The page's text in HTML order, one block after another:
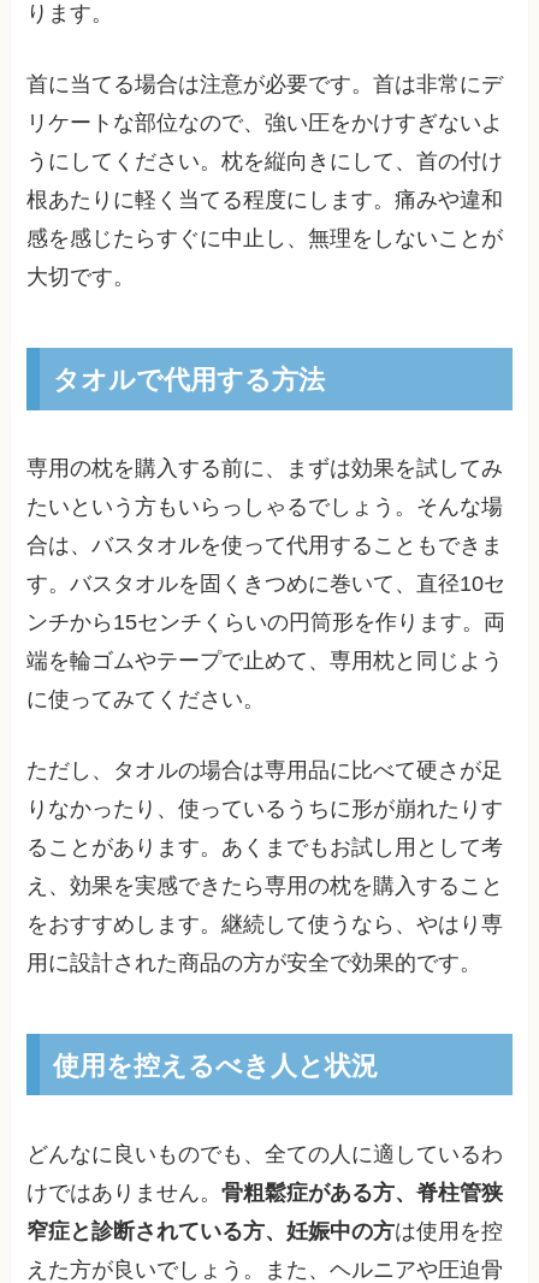
ります。
首に当てる場合は注意が必要です。首は非常にデ
リケートな部位なので、強い圧をかけすぎないよ
うにしてください。枕を縦向きにして、首の付け
根あたりに軽く当てる程度にします。痛みや違和
感を感じたらすぐに中止し、無理をしないことが
大切です。
タオルで代用する方法
専用の枕を購入する前に、まずは効果を試してみ
たいという方もいらっしゃるでしょう。そんな場
合は、バスタオルを使って代用することもできま
す。バスタオルを固くきつめに巻いて、直径10セ
ンチから15センチくらいの円筒形を作ります。両
端を輪ゴムやテープで止めて、専用枕と同じよう
に使ってみてください。
ただし、タオルの場合は専用品に比べて硬さが足
りなかったり、使っているうちに形が崩れたりす
ることがあります。あくまでもお試し用として考
え、効果を実感できたら専用の枕を購入すること
をおすすめします。継続して使うなら、やはり専
用に設計された商品の方が安全で効果的です。
使用を控えるべき人と状況
どんなに良いものでも、全ての人に適しているわ
けではありません。骨粗鬆症がある方、脊柱管狭
窄症と診断されている方、妊娠中の方は使用を控
えた方が良いでしょう。また、ヘルニアや圧迫骨